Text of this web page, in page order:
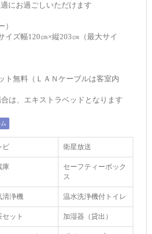
にお過ごしいただけます
）
ズ幅120㎝×縦203㎝（最大サイ
ト無料（ＬＡＮケーブルは客室内
は、エキストラベッドとなります
ビ 衛星放送
庫
セーフティーボック
ス
清浄機 温水洗浄機付トイレ
セット 加湿器（貸出）